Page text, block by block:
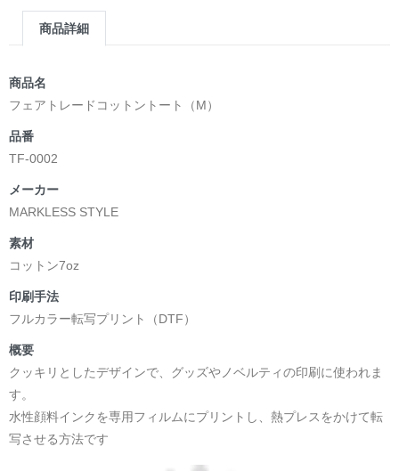
商品詳細
商品名
フェアトレードコットントート（M）
品番
TF-0002
メーカー
MARKLESS STYLE
素材
コットン7oz
印刷手法
フルカラー転写プリント（DTF）
概要
クッキリとしたデザインで、グッズやノベルティの印刷に使われま
す。
水性顔料インクを専用フィルムにプリントし、熱プレスをかけて転
写させる方法です